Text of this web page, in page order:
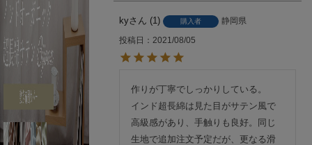
ky 1 購入者
静岡県
投稿日
2021/08/05
作りが丁寧でしっかりしている。
インド超長綿は見た目がサテン風で
高級感があり、手触りも良好。同じ
生地で追加注文予定だが、更なる滑